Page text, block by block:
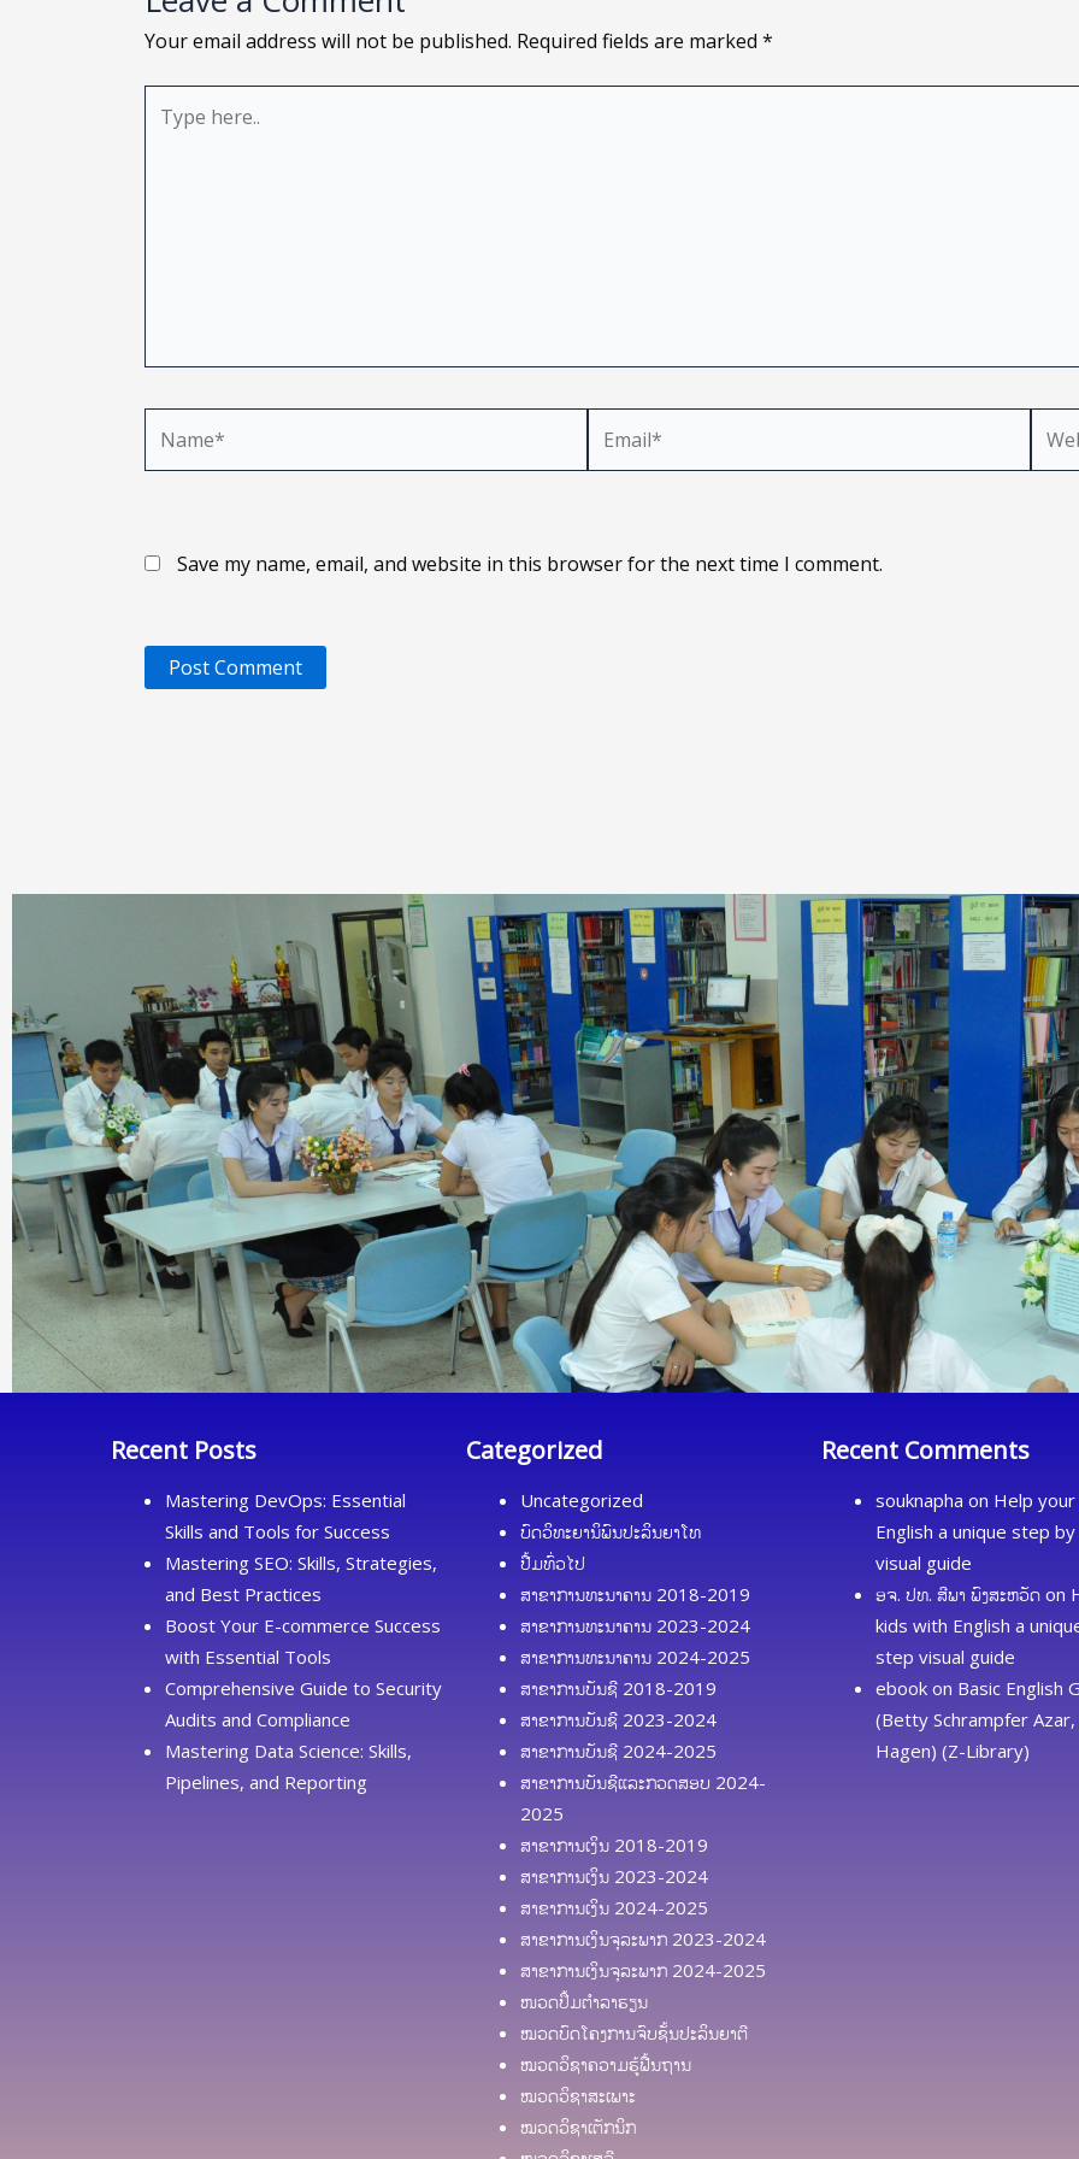
Your email address will not be published. Required fields are marked *
here..
Save my name, email, and website in this browser for the next time I comment.
Recent Posts
Mastering DevOps: Essential
Skills and Tools for Success
Mastering SEO: Skills, Strategies,
and Best Practices
Boost Your E-commerce Success
with Essential Tools
Comprehensive Guide to Security
Audits and Compliance
Mastering Data Science: Skills,
Pipelines, and Reporting
Categorized
Uncategorized
ບົດວິທະຍານິພົນປະລິນຍາໂທ
ປື້ມທົ່ວໄປ
ສາຂາການທະນາຄານ 2018-2019
ສາຂາການທະນາຄານ 2023-2024
ສາຂາການທະນາຄານ 2024-2025
ສາຂາການບັນຊີ 2018-2019
ສາຂາການບັນຊີ 2023-2024
ສາຂາການບັນຊີ 2024-2025
ສາຂາການບັນຊີແລະກວດສອບ 2024-
2025
ສາຂາການເງິນ 2018-2019
ສາຂາການເງິນ 2023-2024
ສາຂາການເງິນ 2024-2025
ສາຂາການເງິນຈຸລະພາກ 2023-2024
ສາຂາການເງິນຈຸລະພາກ 2024-2025
ໜວດປຶ້ມຕຳລາຮຽນ
ໝວດບົດໂຄງການຈົບຊັ້ນປະລິນຍາຕີ
ໝວດວິຊາຄວາມຮູ້ຟື້ນຖານ
ໝວດວິຊາສະເພາະ
ໝວດວິຊາເຕັກນິກ
Recent Comments
souknapha on Help
English a unique step
visual guide
ອຈ. ປທ. ສີພາ ພົງສະຫວັດ on
kids with English a
step visual guide
ebook on Basic English
(Betty Schrampfer Azar,
Hagen) (Z-Library)